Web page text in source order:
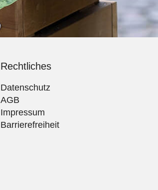
Rechtliches
Datenschutz
AGB
Impressum
Barrierefreiheit